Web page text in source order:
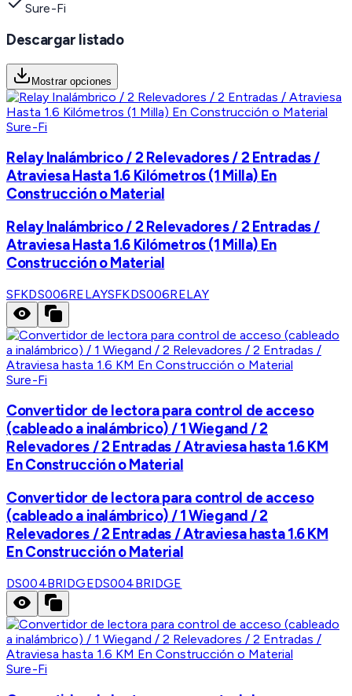
Sure-Fi
Descargar listado
Mostrar opciones
Sure-Fi
Relay Inalámbrico / 2 Relevadores / 2 Entradas /
Atraviesa Hasta 1.6 Kilómetros (1 Milla) En
Construcción o Material
Relay Inalámbrico / 2 Relevadores / 2 Entradas /
Atraviesa Hasta 1.6 Kilómetros (1 Milla) En
Construcción o Material
SFKDS006RELAYSFKDS006RELAY
Sure-Fi
Convertidor de lectora para control de acceso
(cableado a inalámbrico) / 1 Wiegand / 2
Relevadores / 2 Entradas / Atraviesa hasta 1.6 KM
En Construcción o Material
Convertidor de lectora para control de acceso
(cableado a inalámbrico) / 1 Wiegand / 2
Relevadores / 2 Entradas / Atraviesa hasta 1.6 KM
En Construcción o Material
DS004BRIDGEDS004BRIDGE
Sure-Fi